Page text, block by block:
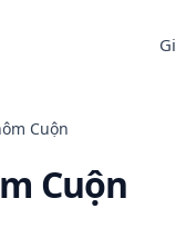
Cuộn
Cuộn